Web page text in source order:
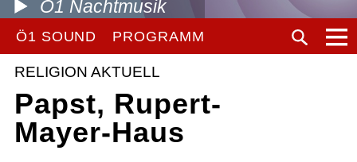
Ö1 Nachtmusik
Ö1 SOUND PROGRAMM
RELIGION AKTUELL
Papst, Rupert-
Mayer-Haus